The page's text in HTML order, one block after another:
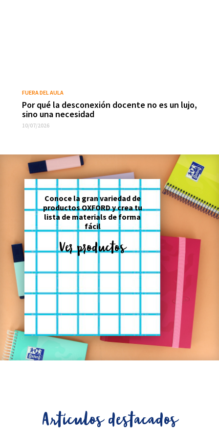
FUERA DEL AULA
Por qué la desconexión docente no es un lujo,
sino una necesidad
10/07/2026
Conoce la gran variedad de
productos OXFORD y crea tu
lista de materials de forma
fácil
Ver productos
Artículos destacados